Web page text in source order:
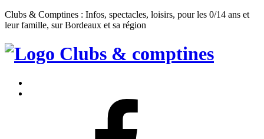
Clubs & Comptines : Infos, spectacles, loisirs, pour les 0/14 ans et
leur famille, sur Bordeaux et sa région
Clubs
Comptines